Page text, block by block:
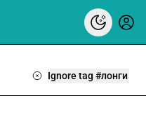
Ignore tag #лонги